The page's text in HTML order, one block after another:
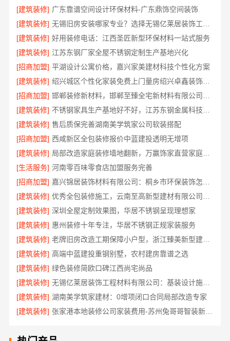
[建筑装修] 广东靠谱空间设计环保材料-广东鼎饰空间装饰
[建筑装修]
[建筑装修] 好用装修电话：江西圣匠新型环保材料一站式服务
[建筑装修] 江苏东钢厂家全屋不锈钢定制生产基地兴化
[招商加盟] 平湖设计公寓价格，嘉兴家美建材科技个性化方案
[建筑装修]
绍兴城区个性化家装免费上门量房绍兴卓鑫装饰材料有限公司
[招商加盟]
[建筑装修]
[建筑装修] 售后质保完善湖南美学筑家公司软装搭配
[招商加盟] 西咸新区全包装修报价中蓝建投透明无增项
[建筑装修]
局部改造家庭装修墙地翻新，万赢饰家直营家庭装修成本管控
[生活服务] 河南零百味零食店加盟服务完善
[招商加盟]
[建筑装修]
[建筑装修] 深圳全屋定制效果图，华居不锈钢呈现理想家
[建筑装修] 惠州装修十年专注，华居不锈钢正规家装服务
[建筑装修]
老牌旧房改造工期保障小户型，浙江臻美新型建材有限公司高效
[建筑装修] 高端中蓝建投重钢别墅，农村建房靠谱之选
[建筑装修] 绿色装修简欧口碑江西尚宅尚品
[建筑装修]
无锡亿莱居装饰工程材料有限公司：基装设计施工一体化哪家专业
[建筑装修] 湖南美学筑家建材：0增项闭口合同局部改造专家
[建筑装修]
张家港本地装修公司家装费用-苏州兔哥哥智装新材料有限公司全包